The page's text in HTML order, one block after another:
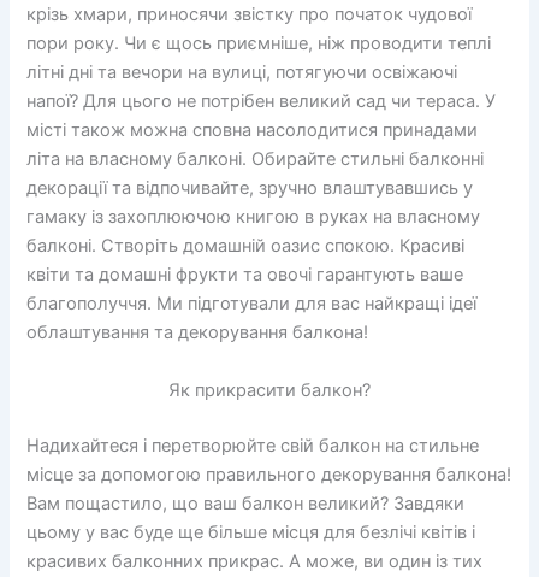
крізь хмари, приносячи звістку про початок чудової
пори року. Чи є щось приємніше, ніж проводити теплі
літні дні та вечори на вулиці, потягуючи освіжаючі
напої? Для цього не потрібен великий сад чи тераса. У
місті також можна сповна насолодитися принадами
літа на власному балконі. Обирайте стильні балконні
декорації та відпочивайте, зручно влаштувавшись у
гамаку із захоплюючою книгою в руках на власному
балконі. Створіть домашній оазис спокою. Красиві
квіти та домашні фрукти та овочі гарантують ваше
благополуччя. Ми підготували для вас найкращі ідеї
облаштування та декорування балкона!
Як прикрасити балкон?
Надихайтеся і перетворюйте свій балкон на стильне
місце за допомогою правильного декорування балкона!
Вам пощастило, що ваш балкон великий? Завдяки
цьому у вас буде ще більше місця для безлічі квітів і
красивих балконних прикрас. А може, ви один із тих